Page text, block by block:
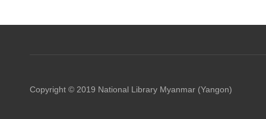
Copyright © 2019 National Library Myanmar (Yangon)